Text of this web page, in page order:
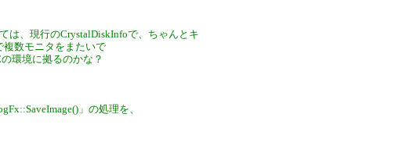
は、現行のCrystalDiskInfoで、ちゃんとキ
数モニタをまたいで
環境に拠るのかな？
」の処理を、